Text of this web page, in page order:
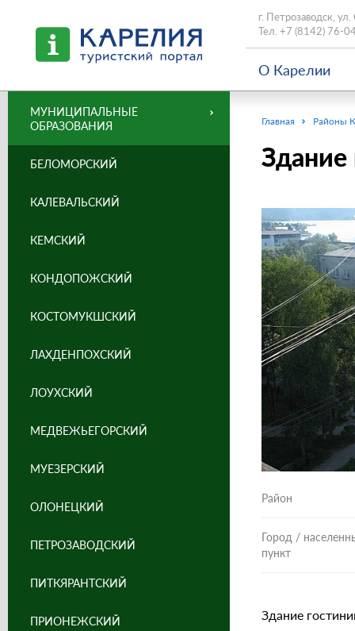
г. Петрозаводск,
Тел. +7 (8142) 76-
О Карелии
Главная Районы
Здание
Район
Город /
пункт
Здание
МУНИЦИПАЛЬНЫЕ
ОБРАЗОВАНИЯ
БЕЛОМОРСКИЙ
КАЛЕВАЛЬСКИЙ
КЕМСКИЙ
КОНДОПОЖСКИЙ
КОСТОМУКШСКИЙ
ЛАХДЕНПОХСКИЙ
ЛОУХСКИЙ
МЕДВЕЖЬЕГОРСКИЙ
МУЕЗЕРСКИЙ
ОЛОНЕЦКИЙ
ПЕТРОЗАВОДСКИЙ
ПИТКЯРАНТСКИЙ
ПРИОНЕЖСКИЙ